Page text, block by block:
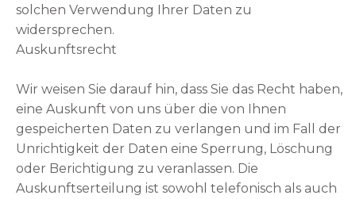
solchen Verwendung Ihrer Daten zu
widersprechen.
Auskunftsrecht
Wir weisen Sie darauf hin, dass Sie das Recht haben,
eine Auskunft von uns über die von Ihnen
gespeicherten Daten zu verlangen und im Fall der
Unrichtigkeit der Daten eine Sperrung, Löschung
oder Berichtigung zu veranlassen. Die
Auskunftserteilung ist sowohl telefonisch als auch